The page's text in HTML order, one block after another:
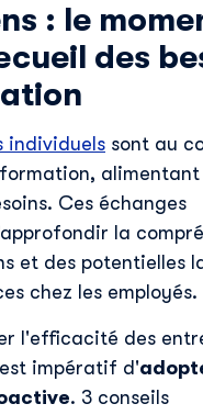
: le
des
individuels sont au
alimentant
Ces échanges
la
et des potentielles
chez les employés.
l'efficacité des
impératif d'
. 3 conseils